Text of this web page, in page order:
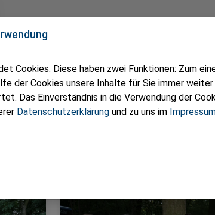
News
Cookies. Diese haben zwei Funktionen: Zum
der Cookies unsere Inhalte für Sie immer
Das Einverständnis in die Verwendung der
Datenschutzerklärung und zu uns im